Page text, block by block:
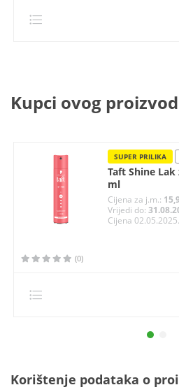
Kupci ovog
SUPER PRILIKA
Taft Shine
ml
Cijena za j.m.:
Vrijedi do:
Cijena
(0)
Korištenje podataka o